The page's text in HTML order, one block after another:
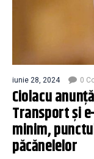
iunie 28, 2024 0
Ciolacu
Transport și
minim,
păcănelelor